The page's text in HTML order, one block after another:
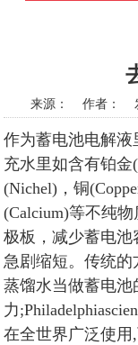
来源： 作者： 发
作为蓄电池电解
充水里如含有铂金
(Nichel)，铜
(Calcium)等不纯
极板，减少蓄电
急剧缩短。传统
蒸馏水当做蓄电
力
在全世界广泛使